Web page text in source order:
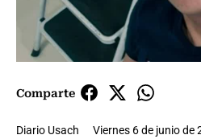
Comparte
Diario Usach Viernes 6 de junio de